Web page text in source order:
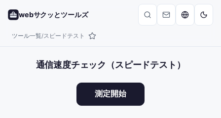
webサクッとツールズ
ツール一覧/スピードテスト
通信速度チェック（スピードテスト）
測定開始